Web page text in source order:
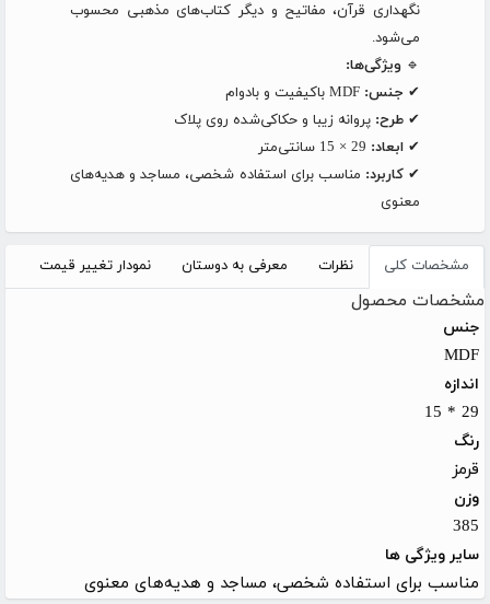
نگهداری قرآن، مفاتیح و دیگر کتاب‌های مذهبی محسوب
می‌شود.
🔹 ویژگی‌ها:
✔ جنس:
✔ طرح: پروانه زیبا و حکاکی‌شده روی پلاک
✔ ابعاد:
✔کاربرد: مناسب برای استفاده شخصی، مساجد و هدیه‌های
معنوی
مشخصات کلی نظرات معرفی به دوستان نمودار تغییر قیمت
مشخصات محصول
جنس
MDF
اندازه
29 * 15
رنگ
قرمز
وزن
385
سایر ویژگی ها
مناسب برای استفاده شخصی، مساجد و هدیه‌های معنوی